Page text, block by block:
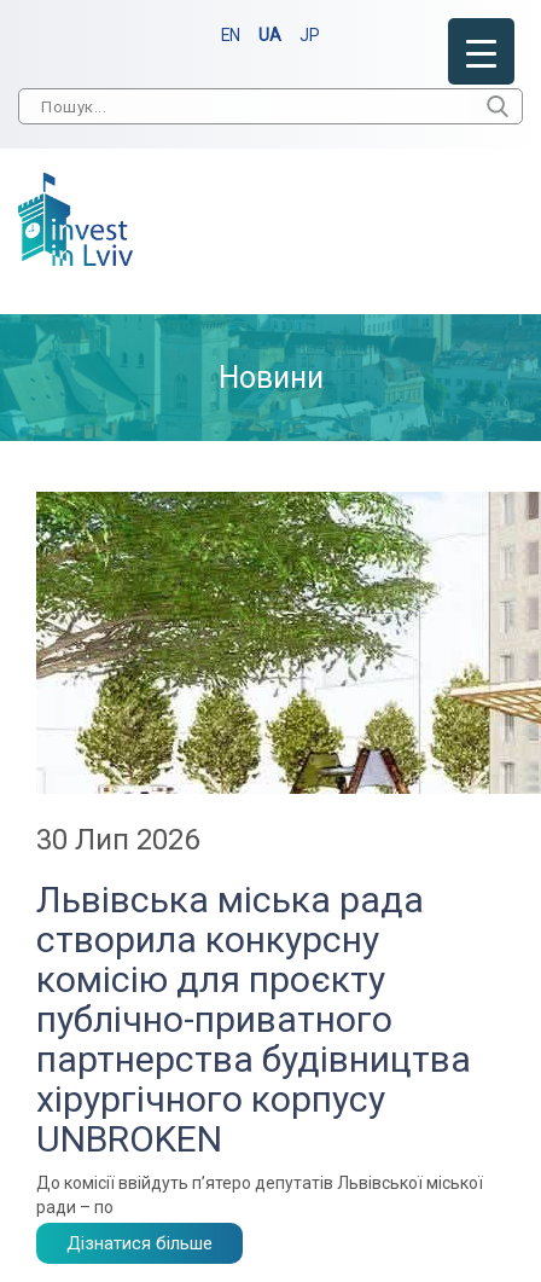
EN UA JP
Новини
30 Лип 2026
Львівська міська рада
створила конкурсну
комісію для проєкту
публічно-приватного
партнерства будівництва
хірургічного корпусу
UNBROKEN
До комісії ввійдуть п’ятеро депутатів Львівської міської
ради – по
Дізнатися більше